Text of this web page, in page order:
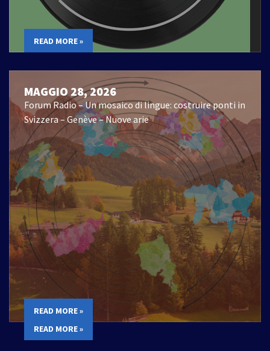
READ MORE »
MAGGIO 28, 2026
Forum Radio – Un mosaico di lingue: costruire ponti in
Svizzera – Genève – Nuove arie
READ MORE »
READ MORE »